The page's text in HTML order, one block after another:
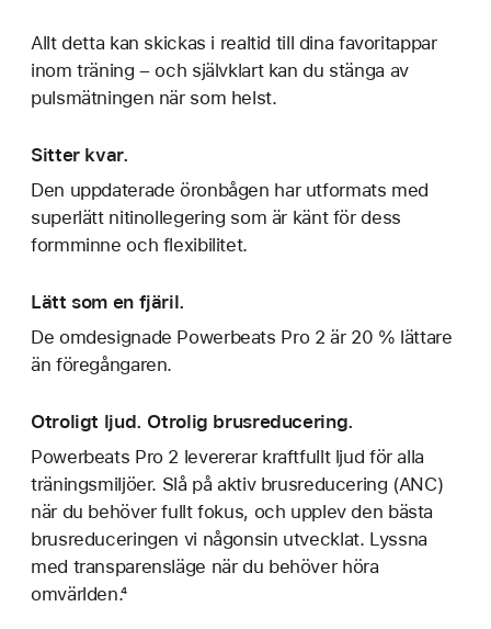
Allt detta kan skickas i realtid till dina favoritappar
inom träning – och självklart kan du stänga av
pulsmätningen när som helst.
Sitter kvar.
Den uppdaterade öronbågen har utformats med
superlätt nitinollegering som är känt för dess
formminne och flexibilitet.
Lätt som en fjäril.
De omdesignade Powerbeats Pro 2 är 20 % lättare
än föregångaren.
Otroligt ljud. Otrolig brusreducering.
Powerbeats Pro 2 levererar kraftfullt ljud för alla
träningsmiljöer. Slå på aktiv brusreducering (ANC)
när du behöver fullt fokus, och upplev den bästa
brusreduceringen vi någonsin utvecklat. Lyssna
med transparensläge när du behöver höra
omvärlden.⁴